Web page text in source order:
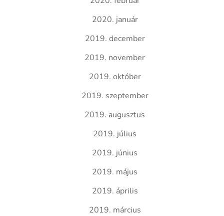
2020. január
2019. december
2019. november
2019. október
2019. szeptember
2019. augusztus
2019. július
2019. június
2019. május
2019. április
2019. március